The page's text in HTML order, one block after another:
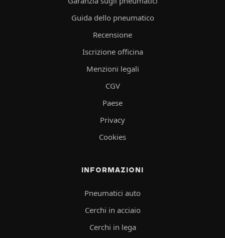
Guida dello pneumatico
Recensione
Iscrizione officina
Menzioni legali
CGV
Paese
Privacy
Cookies
INFORMAZIONI
Pneumatici auto
Cerchi in acciaio
Cerchi in lega